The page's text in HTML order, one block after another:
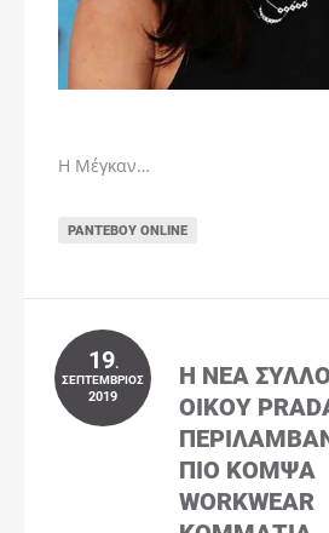
Η Μέγκαν…
ΡΑΝΤΕΒΟΎ ONLINE
19.
ΣΕΠΤΈΜΒΡΙΟΣ
2019
Η ΝΈΑ
ΟΊΚΟΥ
ΠΙΟ ΚΟΜΨΆ
WORKWEAR